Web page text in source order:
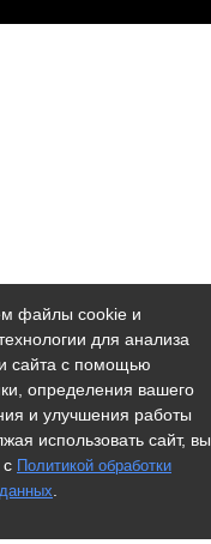
файлы cookie и
для анализа
сайта с помощью
определения вашего
и улучшения работы
использовать сайт, вы
с Политикой обработки